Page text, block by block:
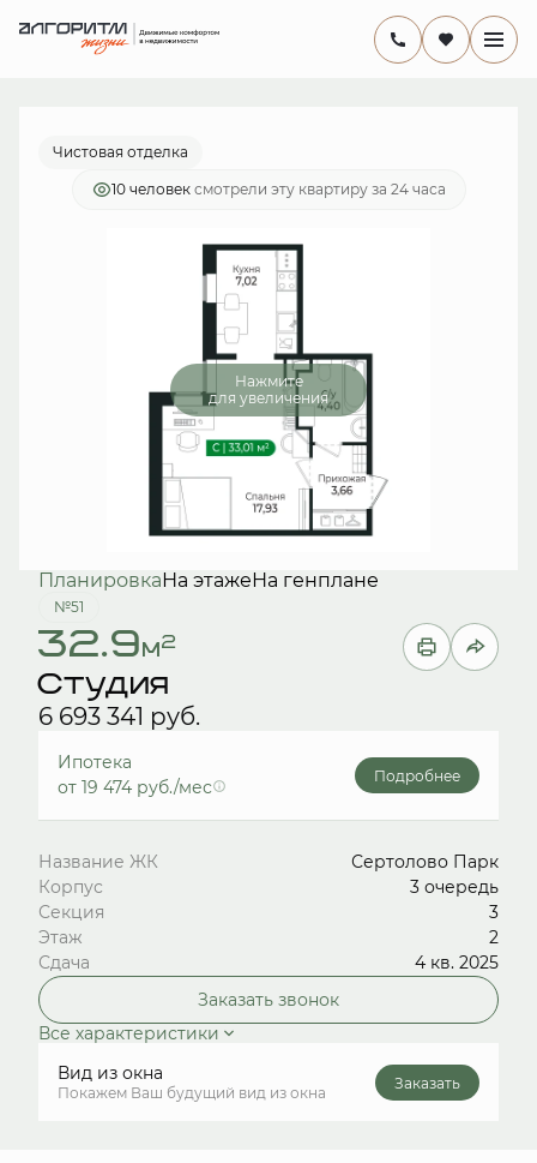
Студия 32.9 м
6 693 341 руб.
от 19 474 руб./мес.
Чистовая отделка
10 человек смотрели эту квартиру за 24 часа
Нажмите
для увеличения
ПланировкаНа этажеНа генплане
№51
32.9м2
Студия
6 693 341 руб.
Ипотека
от 19 474 руб./мес
Подробнее
Название ЖК
Сертолово Парк
Корпус
3 очередь
Секция
3
Этаж
2
Сдача
4 кв. 2025
Заказать звонок
Все характеристики
Вид из окна
Покажем Ваш будущий вид из окна
Заказать